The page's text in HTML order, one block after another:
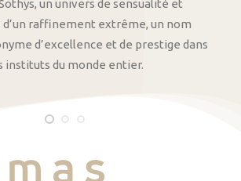
un univers de sensualité et
d’un raffinement extrême, un nom
d’excellence et de prestige dans
instituts du monde entier.